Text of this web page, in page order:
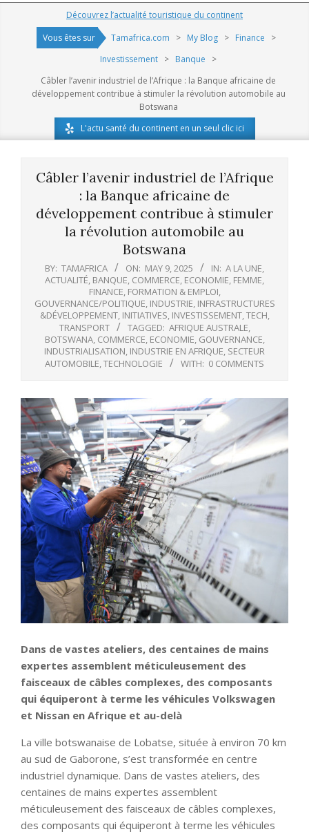
Navigation
Découvrez l’actualité touristique du continent
Vous êtes sur
Tamafrica.com > My Blog > Finance
>
Investissement > Banque
>
Câbler l’avenir industriel de l’Afrique : la Banque africaine de
développement contribue à stimuler la révolution automobile au
Botswana
L'actu santé du continent en un seul clic ici
Câbler l’avenir industriel de l’Afrique
: la Banque africaine de
développement contribue à stimuler
la révolution automobile au
Botswana
BY: TAMAFRICA ON: MAY 9, 2025 IN: A LA UNE,
ACTUALITÉ, BANQUE, COMMERCE, ECONOMIE, FEMME,
FINANCE, FORMATION & EMPLOI,
GOUVERNANCE/POLITIQUE, INDUSTRIE, INFRASTRUCTURES
&DÉVELOPPEMENT, INITIATIVES, INVESTISSEMENT,TECH,
TRANSPORT
TAGGED: AFRIQUE AUSTRALE,
BOTSWANA, COMMERCE, ECONOMIE, GOUVERNANCE,
INDUSTRIALISATION, INDUSTRIE EN AFRIQUE, SECTEUR
AUTOMOBILE,TECHNOLOGIE WITH: 0 COMMENTS
Dans de vastes ateliers, des centaines de mains
expertes assemblent méticuleusement des
faisceaux de câbles complexes, des composants
qui équiperont à terme les véhicules Volkswagen
et Nissan en Afrique et au-delà
La ville botswanaise de Lobatse, située à environ 70 km
au sud de Gaborone, s’est transformée en centre
industriel dynamique. Dans de vastes ateliers, des
centaines de mains expertes assemblent
méticuleusement des faisceaux de câbles complexes,
des composants qui équiperont à terme les véhicules